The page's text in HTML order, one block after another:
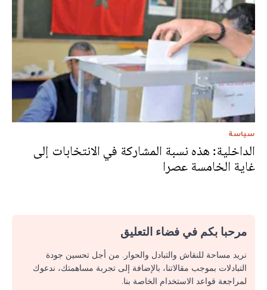
سياسة
الداخلية: هذه نسبة المشاركة في الانتخابات إلى
غاية الخامسة عصرا
مرحبا بكم في فضاء التعليق
نريد مساحة للنقاش والتبادل والحوار. من أجل تحسين جودة
التبادلات بموجب مقالاتنا، بالإضافة إلى تجربة مساهمتك، ندعوك
لمراجعة قواعد الاستخدام الخاصة بنا.